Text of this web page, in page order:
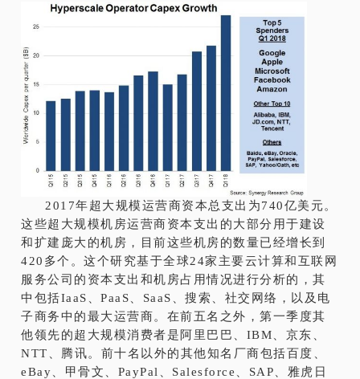
2017年超大规模运营商资本总支出为740亿美元。
这些超大规模机房运营商资本支出的大部分用于建设
和扩建庞大的机房，目前这些机房的数量已经增长到
420多个。这个研究基于全球24家主要云计算和互联网
服务公司的资本支出和机房占用情况进行分析的，其
中包括IaaS、PaaS、SaaS、搜索、社交网络，以及电
子商务中的最大运营商。在前五名之外，第一季度其
他领先的超大规模消费者是阿里巴巴、IBM、京东、
NTT、腾讯。前十名以外的其他知名厂商包括百度、
eBay、甲骨文、PayPal、Salesforce、SAP、雅虎日